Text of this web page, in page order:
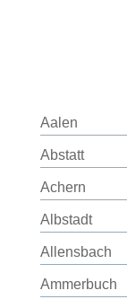
Aalen
Abstatt
Achern
Albstadt
Allensbach
Ammerbuch